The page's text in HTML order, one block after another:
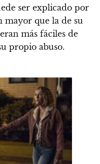
ser explicado por
mayor que la de su
más fáciles de
propio abuso.